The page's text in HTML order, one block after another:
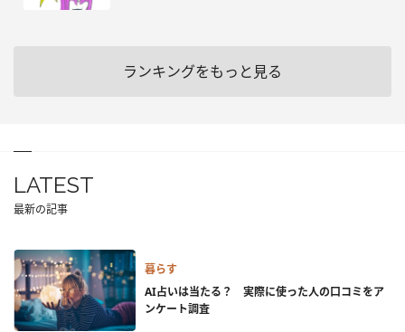
ランキングをもっと見る
LATEST
最新の記事
暮らす
AI占いは当たる？ 実際に使った人の口コミをア
ンケート調査